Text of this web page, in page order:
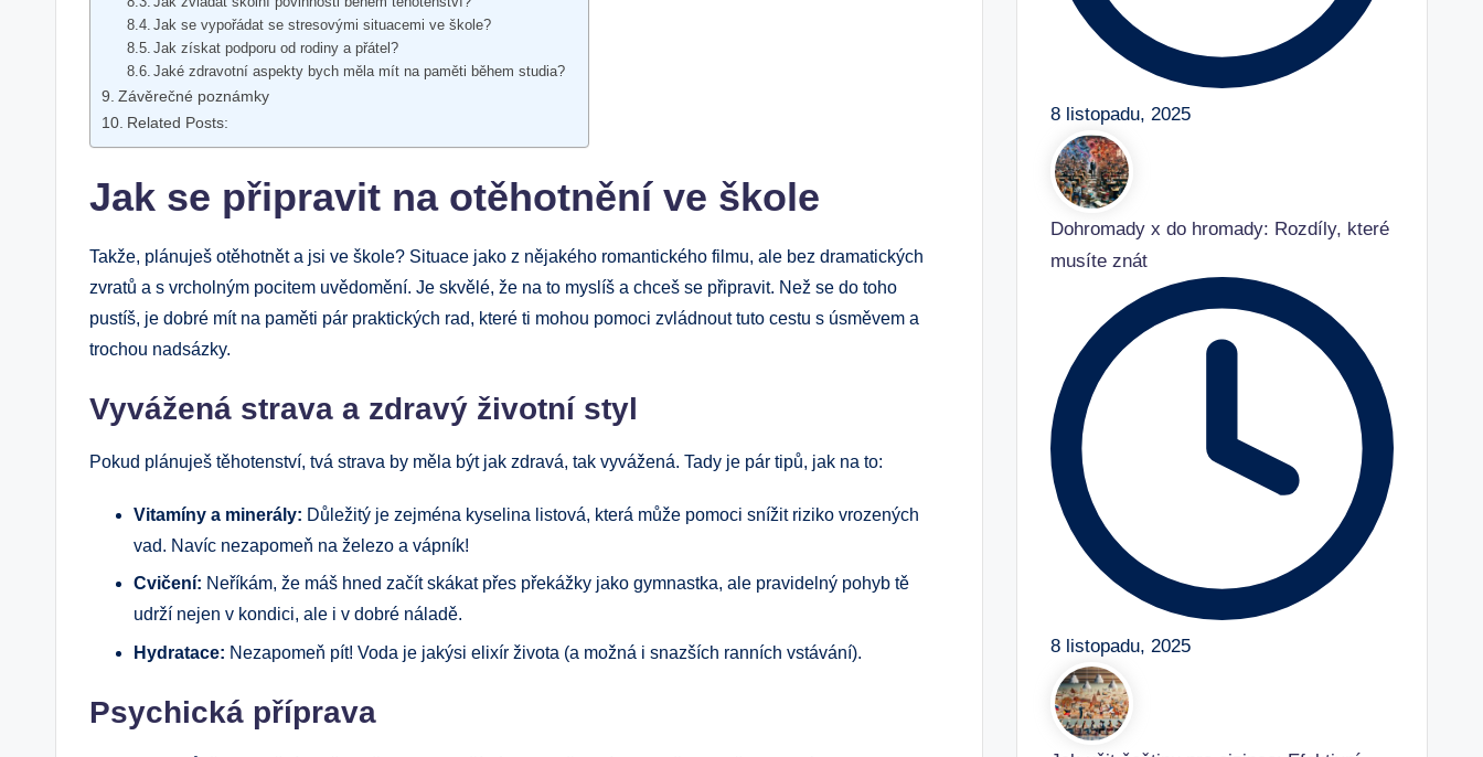
Jak se vypořádat se stresovými situacemi ve škole?
Jak získat podporu od rodiny a přátel?
Jaké zdravotní aspekty bych měla mít na paměti během studia?
Závěrečné poznámky
Related Posts:
Jak se připravit na otěhotnění ve škole
Takže, plánuješ otěhotnět a jsi ve škole? Situace jako z nějakého romantického filmu, ale bez dramatických
zvratů a s vrcholným pocitem uvědomění. Je skvělé, že na to myslíš a chceš se připravit. Než se do toho
pustíš, je dobré mít na paměti pár praktických rad, které ti mohou pomoci zvládnout tuto cestu s úsměvem a
trochou nadsázky.
Vyvážená strava a zdravý životní styl
Pokud plánuješ těhotenství, tvá strava by měla být jak zdravá, tak vyvážená. Tady je pár tipů, jak na to:
Vitamíny a minerály: Důležitý je zejména kyselina listová, která může pomoci snížit riziko vrozených
vad. Navíc nezapomeň na železo a vápník!
Cvičení: Neříkám, že máš hned začít skákat přes překážky jako gymnastka, ale pravidelný pohyb tě
udrží nejen v kondici, ale i v dobré náladě.
Hydratace: Nezapomeň pít! Voda je jakýsi elixír života (a možná i snazších ranních vstávání).
Psychická příprava
8 listopadu, 2025
Dohromady x do hromady: Rozdíly, které
musíte znát
8 listopadu, 2025